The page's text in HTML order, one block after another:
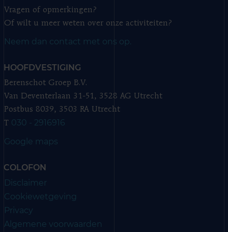
Vragen of opmerkingen?
Of wilt u meer weten over onze activiteiten?
Neem dan contact met ons op.
HOOFDVESTIGING
Berenschot Groep B.V.
Van Deventerlaan 31-51, 3528 AG Utrecht
Postbus 8039, 3503 RA Utrecht
T 030 - 2916916
Google maps
COLOFON
Disclaimer
Cookiewetgeving
Privacy
Algemene voorwaarden